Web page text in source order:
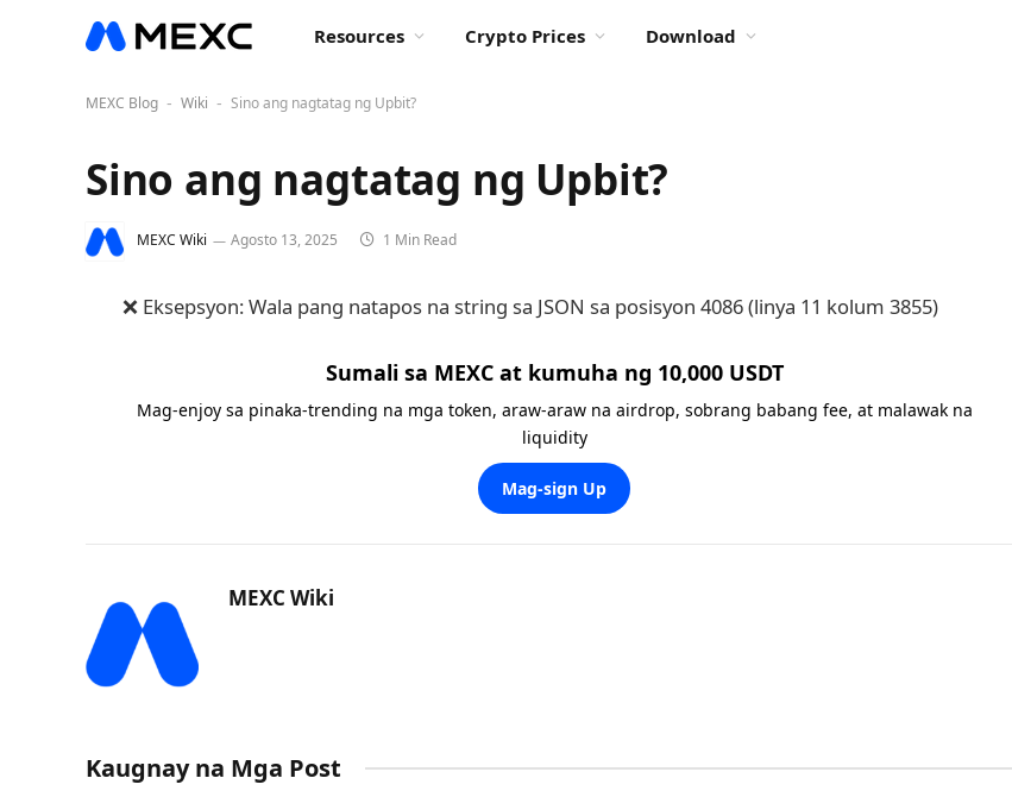
Resources Crypto Prices Download
MEXC Blog - Wiki - Sino ang nagtatag ng Upbit?
Sino ang nagtatag ng Upbit?
MEXC Wiki Agosto 13, 2025 1 Min Read
❌ Eksepsyon: Wala pang natapos na string sa JSON sa posisyon 4086 (linya 11 kolum 3855)
Sumali sa MEXC at kumuha ng 10,000 USDT
Mag-enjoy sa pinaka-trending na mga token, araw-araw na airdrop, sobrang babang fee, at malawak na
liquidity
Mag-sign Up
MEXC Wiki
Kaugnay na Mga Post